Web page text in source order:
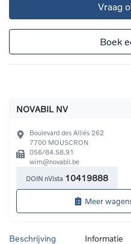
Vraag
Boek
NOVABIL NV
Boulevard des Alliés 262
7700 MOUSCRON
056/84.58.91
wim@novabil.be
DOIN nVista 10419888
Meer
Beschrijving Informatie